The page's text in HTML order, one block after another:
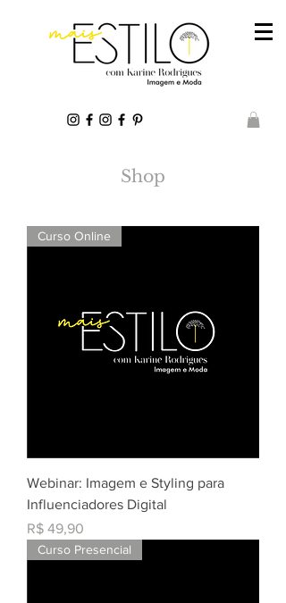
Shop
Curso Online
Webinar: Imagem e Styling para
Influenciadores Digital
Preço
R$ 49,90
Curso Presencial